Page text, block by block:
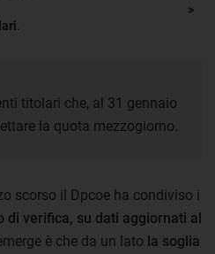
titolari che, al 31 gennaio
la quota mezzogiorno.
scorso il Dpcoe ha condiviso i
di verifica, su dati aggiornati al
è che da un lato la soglia